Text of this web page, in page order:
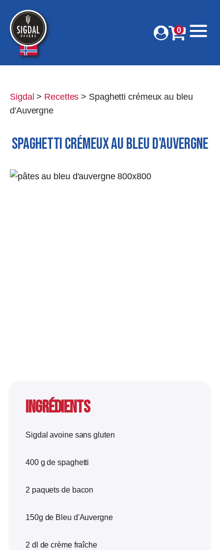
0
Sigdal > Recettes > Spaghetti crémeux au bleu
d'Auvergne
SPAGHETTI CRÉMEUX AU BLEU D'AUVERGNE
Ingrédients
Sigdal avoine sans gluten
400 g de spaghetti
2 paquets de bacon
150g de Bleu d'Auvergne
2 dl de crème fraîche